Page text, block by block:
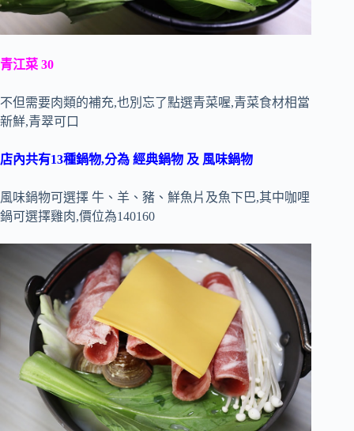
青江菜 30
不但需要肉類的補充,也別忘了點選青菜喔,青菜食材相當
新鮮,青翠可口
店內共有13種鍋物,分為 經典鍋物 及 風味鍋物
風味鍋物可選擇 牛、羊、豬、鮮魚片及魚下巴,其中咖哩
鍋可選擇雞肉,價位為140160